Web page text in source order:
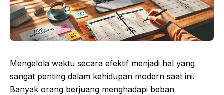
Mengelola waktu secara efektif menjadi hal yang
sangat penting dalam kehidupan modern saat ini.
Banyak orang berjuang menghadapi beban